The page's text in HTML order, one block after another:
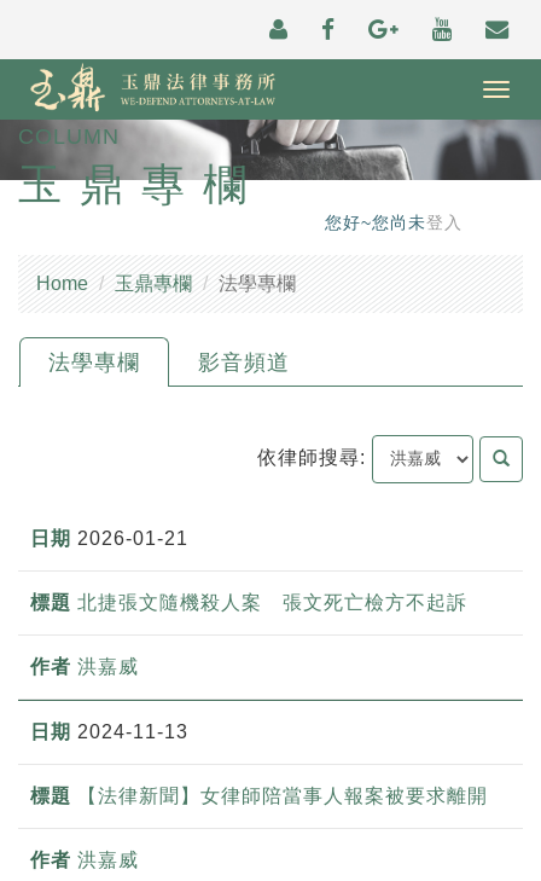
COLUMN
玉鼎專欄
您好~您尚未登入
Home 玉鼎專欄 法學專欄
法學專欄 影音頻道
依律師搜尋:
2026-01-21
北捷張文隨機殺人案 張文死亡檢方不起訴
洪嘉威
2024-11-13
【法律新聞】女律師陪當事人報案被要求離開
洪嘉威